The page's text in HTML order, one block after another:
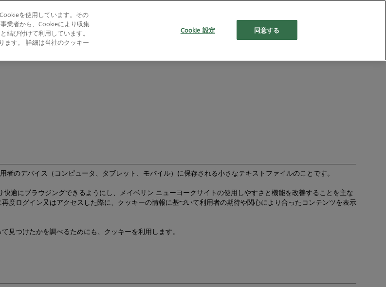
EYE FACE LIP BRAVE TOGETHER お知らせ
のデバイス（コンピュータ、タブレット、モバイル）に保存される小さなテキストファイルのことです。
適にブラウジングできるようにし、メイベリン ニューヨークサイトの使用しやすさと機能を改善することを主な
度ログイン又はアクセスした際に、クッキーの情報に基づいて利用者の期待や関心により合ったコンテンツを表示
見つけたかを調べるためにも、クッキーを利用します。
を使用しています。その
業者から、Cookieにより収集
結び付けて利用しています。
ます。 詳細は当社のクッキー
Cookie 設定 同意する